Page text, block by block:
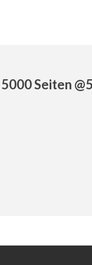
Seiten